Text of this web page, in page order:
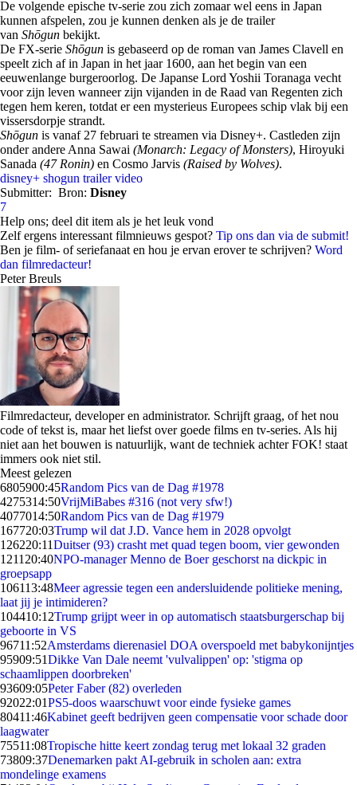
De volgende epische tv-serie zou zich zomaar wel eens in Japan
kunnen afspelen, zou je kunnen denken als je de trailer
van Shōgun bekijkt.
De FX-serie Shōgun is gebaseerd op de roman van James Clavell en
speelt zich af in Japan in het jaar 1600, aan het begin van een
eeuwenlange burgeroorlog. De Japanse Lord Yoshii Toranaga vecht
voor zijn leven wanneer zijn vijanden in de Raad van Regenten zich
tegen hem keren, totdat er een mysterieus Europees schip vlak bij een
vissersdorpje strandt.
Shōgun is vanaf 27 februari te streamen via Disney+. Castleden zijn
onder andere Anna Sawai (Monarch: Legacy of Monsters), Hiroyuki
Sanada (47 Ronin) en Cosmo Jarvis (Raised by Wolves).
disney+ shogun trailer video
Submitter: Bron: Disney
7
Help ons; deel dit item als je het leuk vond
Zelf ergens interessant filmnieuws gespot? Tip ons dan via de submit!
Ben je film- of seriefanaat en hou je ervan erover te schrijven? Word
dan filmredacteur!
Peter Breuls
Filmredacteur, developer en administrator. Schrijft graag, of het nou
code of tekst is, maar het liefst over goede films en tv-series. Als hij
niet aan het bouwen is natuurlijk, want de techniek achter FOK! staat
immers ook niet stil.
Meest gelezen
6805900:45Random Pics van de Dag #1978
4275314:50VrijMiBabes #316 (not very sfw!)
4077014:50Random Pics van de Dag #1979
167720:03Trump wil dat J.D. Vance hem in 2028 opvolgt
126220:11Duitser (93) crasht met quad tegen boom, vier gewonden
1211 20:40NPO-manager Menno de Boer geschorst na dickpic in
groepsapp
106113:48Meer agressie tegen een andersluidende politieke mening,
laat jij je intimideren?
104410:12Trump grijpt weer in op automatisch staatsburgerschap bij
geboorte in VS
96711:52Amsterdams dierenasiel DOA overspoeld met babykonijntjes
95909:51Dikke Van Dale neemt 'vulvalippen' op: 'stigma op
schaamlippen doorbreken'
93609:05Peter Faber (82) overleden
92022:01PS5-doos waarschuwt voor einde fysieke games
80411:46Kabinet geeft bedrijven geen compensatie voor schade door
laagwater
75511:08Tropische hitte keert zondag terug met lokaal 32 graden
73809:37Denemarken pakt AI-gebruik in scholen aan: extra
mondelinge examens